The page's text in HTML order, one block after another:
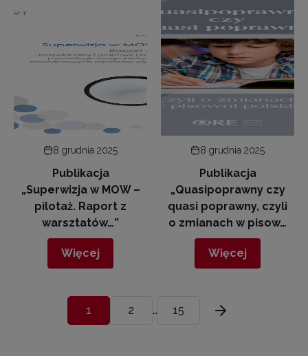
8 grudnia 2025
Publikacja
„Superwizja w MOW –
pilotaż. Raport z
warsztatów…”
Więcej
8 grudnia 2025
Publikacja
„Quasipoprawny czy
quasi poprawny, czyli
o zmianach w pisow…
Więcej
1 2 … 15 Następna strona